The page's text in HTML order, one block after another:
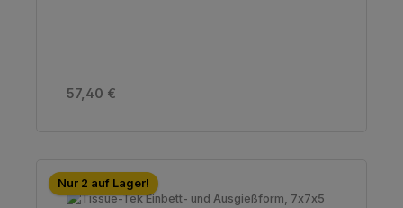
Regulärer Preis:
57,40 €
Nur 2 auf Lager!